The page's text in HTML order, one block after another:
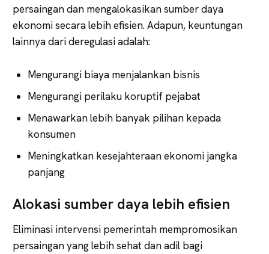
persaingan dan mengalokasikan sumber daya
ekonomi secara lebih efisien. Adapun, keuntungan
lainnya dari deregulasi adalah:
Mengurangi biaya menjalankan bisnis
Mengurangi perilaku koruptif pejabat
Menawarkan lebih banyak pilihan kepada
konsumen
Meningkatkan kesejahteraan ekonomi jangka
panjang
Alokasi sumber daya lebih efisien
Eliminasi intervensi pemerintah mempromosikan
persaingan yang lebih sehat dan adil bagi